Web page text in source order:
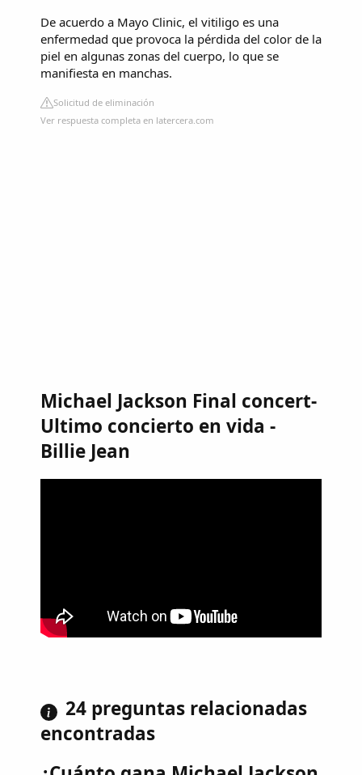
De acuerdo a Mayo Clinic, el vitiligo es una
enfermedad que provoca la pérdida del color de la
piel en algunas zonas del cuerpo, lo que se
manifiesta en manchas.
Solicitud de eliminación
Ver respuesta completa en latercera.com
Michael Jackson Final concert-
Ultimo concierto en vida -
Billie Jean
24 preguntas relacionadas
encontradas